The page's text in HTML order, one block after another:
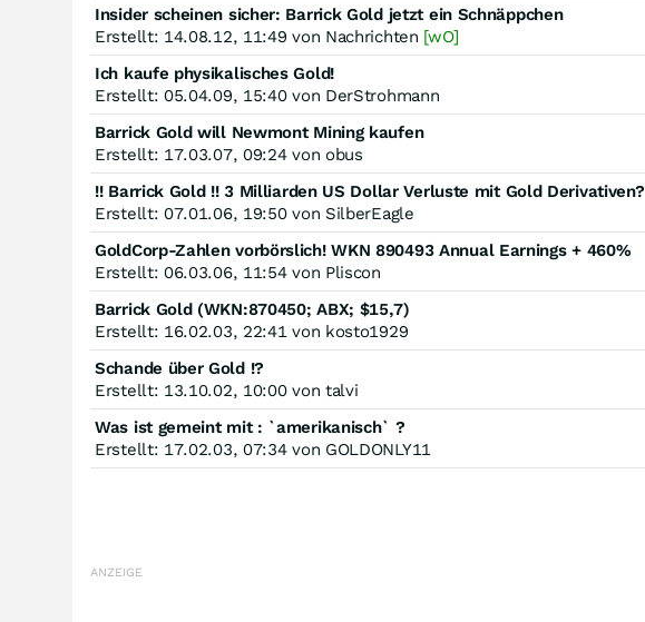
Insider scheinen sicher: Barrick Gold jetzt ein Schnäppchen
Erstellt: 14.08.12, 11:49 von Nachrichten [wO]
Ich kaufe physikalisches Gold!
Erstellt: 05.04.09, 15:40 von DerStrohmann
Barrick Gold will Newmont Mining kaufen
Erstellt: 17.03.07, 09:24 von obus
!! Barrick Gold !! 3 Milliarden US Dollar Verluste mit Gold Derivativen?
Erstellt: 07.01.06, 19:50 von SilberEagle
GoldCorp-Zahlen vorbörslich! WKN 890493 Annual Earnings + 460%
Erstellt: 06.03.06, 11:54 von Pliscon
Barrick Gold (WKN:870450; ABX; $15,7)
Erstellt: 16.02.03, 22:41 von kosto1929
Schande über Gold !?
Erstellt: 13.10.02, 10:00 von talvi
Was ist gemeint mit : `amerikanisch` ?
Erstellt: 17.02.03, 07:34 von GOLDONLY11